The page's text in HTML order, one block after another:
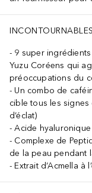
INCONTOURNABLES
9 super
Yuzu Coréens qui
préoccupations du
Un combo de
cible tous les
d’éclat)
Acide
Complexe de
de la peau pendant
Extrait d’Acmella à